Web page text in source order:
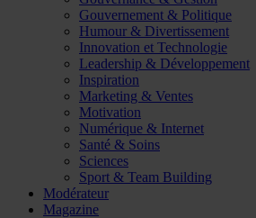
Gouvernement & Politique
Humour & Divertissement
Innovation et Technologie
Leadership & Développement
Inspiration
Marketing & Ventes
Motivation
Numérique & Internet
Santé & Soins
Sciences
Sport & Team Building
Modérateur
Magazine